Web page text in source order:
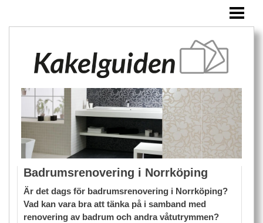
ÖVRIGA PRODUKTER
BLOGG
Badrumsrenovering i Norrköping
Är det dags för badrumsrenovering i Norrköping?
Vad kan vara bra att tänka på i samband med
renovering av badrum och andra våtutrymmen?